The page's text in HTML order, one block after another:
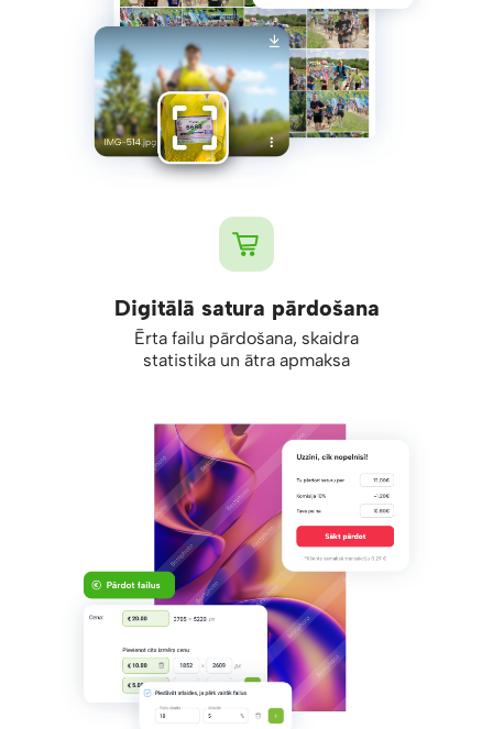
Digitālā satura pārdošana
Ērta failu pārdošana, skaidra
statistika un ātra apmaksa